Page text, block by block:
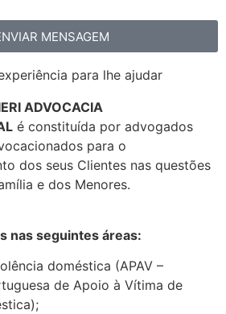
MENSAGEM
para lhe ajudar
ADVOCACIA
é constituída por advogados
para o
dos seus Clientes nas questões
e dos Menores.
nas seguintes áreas:
doméstica (APAV –
de Apoio à Vítima de